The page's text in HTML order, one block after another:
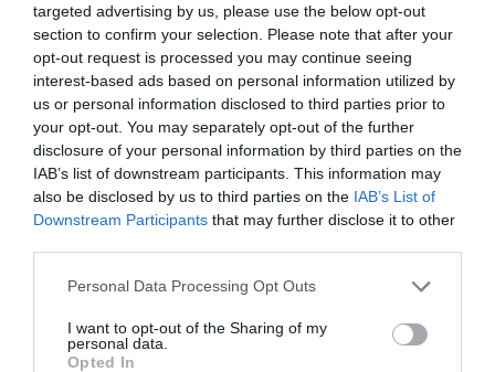
targeted advertising by us, please use the below opt-out
section to confirm your selection. Please note that after your
opt-out request is processed you may continue seeing
interest-based ads based on personal information utilized by
us or personal information disclosed to third parties prior to
your opt-out. You may separately opt-out of the further
disclosure of your personal information by third parties on the
IAB’s list of downstream participants. This information may
also be disclosed by us to third parties on the IAB’s List of
Downstream Participants that may further disclose it to other
Personal Data Processing Opt Outs
I want to opt-out of the Sharing of my
personal data.
Opted In
Sobre Intelligence 2P
es la unidad de estrategia e
inteligencia de mercado de 2Playbook, cuya plataforma
de datos monitoriza en tiempo real el negocio de 60
clubes de LaLiga, Liga F y Primera Rfef; 200 clubes de
ligas europeas; 22 clubes de ACB y Primera FEB.
La plataforma también contabiliza la asistencia a
todos los eventos deportivos, de entretenimiento y
música en España, así como más de 25.000 contratos
de patrocinio en el mercado español y otros 7.000
tipología de activos, marcas, categorías de producto y
quieres más información, contacta con nosotros a
través deintelligence@2playbook.com